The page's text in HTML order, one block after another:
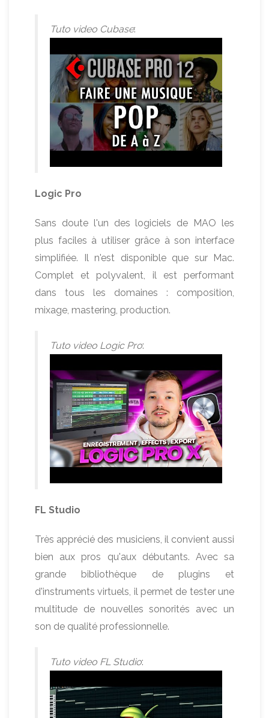
Tuto video Cubase:
Logic Pro
Sans doute l'un des logiciels de MAO les
plus faciles à utiliser grâce à son interface
simplifiée. Il n'est disponible que sur Mac.
Complet et polyvalent, il est performant
dans tous les domaines : composition,
mixage, mastering, production.
Tuto video Logic Pro:
FL Studio
Très apprécié des musiciens, il convient aussi
bien aux pros qu'aux débutants. Avec sa
grande bibliothèque de plugins et
d'instruments virtuels, il permet de tester une
multitude de nouvelles sonorités avec un
son de qualité professionnelle.
Tuto video FL Studio: